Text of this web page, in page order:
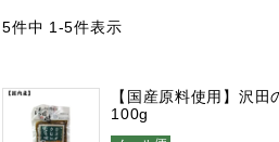
5件中 1-5件表示
【国産原料使用】沢
100g